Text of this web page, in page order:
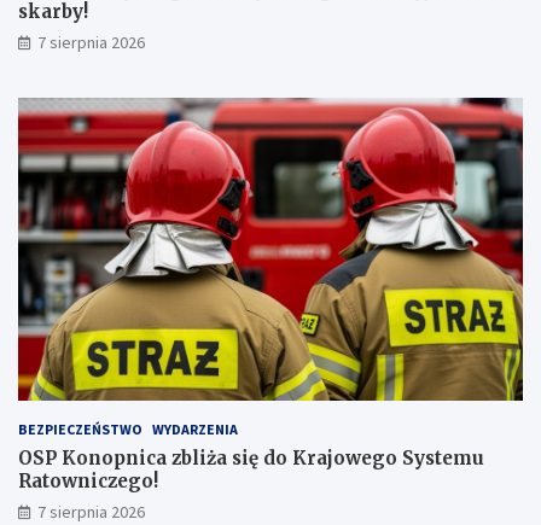
n
a
y
ż
s
z
ą
l
c
z
b
ą
a
a
ż
e
r
b
y
skarby!
7 sierpnia 2026
BEZPIECZEŃSTWO WYDARZENIA
OSP Konopnica zbliża się do Krajowego Systemu
Ratowniczego!
7 sierpnia 2026